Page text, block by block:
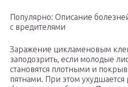
Популярно: Описание
с вредителями
Заражение цикламеновым
заподозрить, если молодые
становятся плотными и
пятнами. При этом ухудшается